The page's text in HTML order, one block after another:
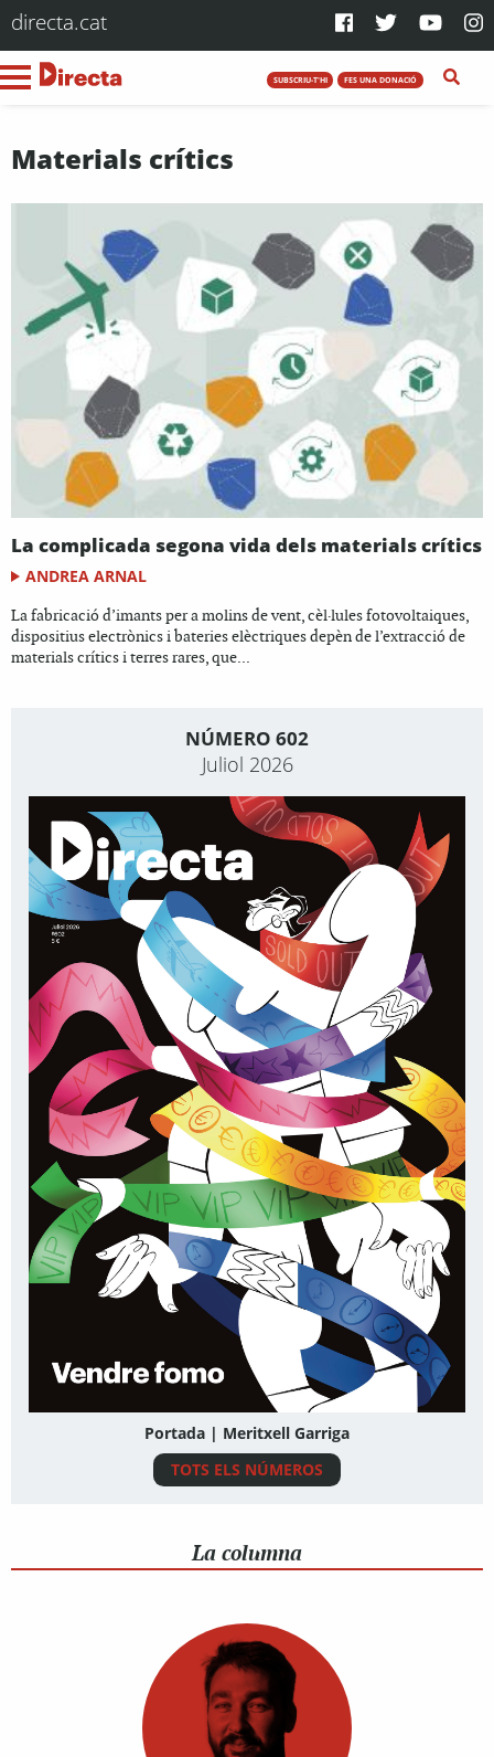
directa.cat
SUBSCRIU-T'HI FES UNA DONACIÓ
Materials crítics
La complicada segona vida dels materials crítics
ANDREA ARNAL
La fabricació d’imants per a molins de vent, cèl·lules fotovoltaiques,
dispositius electrònics i bateries elèctriques depèn de l’extracció de
materials crítics i terres rares, que...
NÚMERO 602
Juliol 2026
Portada | Meritxell Garriga
TOTS ELS NÚMEROS
La columna